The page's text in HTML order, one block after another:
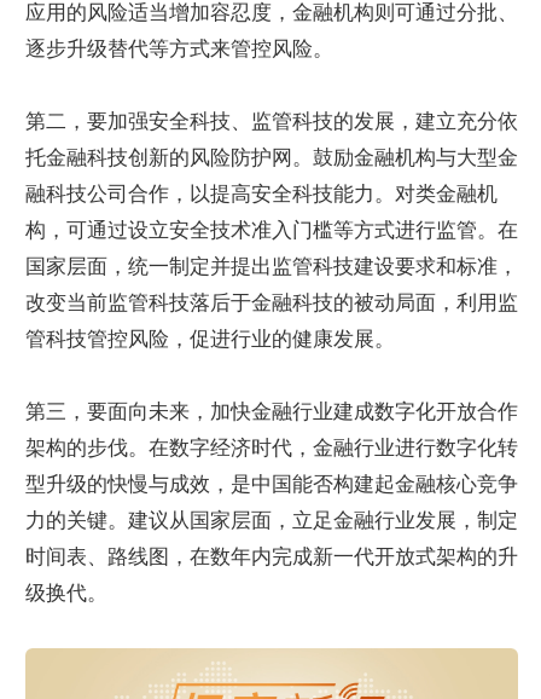
应用的风险适当增加容忍度，金融机构则可通过分批、
逐步升级替代等方式来管控风险。
第二，要加强安全科技、监管科技的发展，建立充分依
托金融科技创新的风险防护网。鼓励金融机构与大型金
融科技公司合作，以提高安全科技能力。对类金融机
构，可通过设立安全技术准入门槛等方式进行监管。在
国家层面，统一制定并提出监管科技建设要求和标准，
改变当前监管科技落后于金融科技的被动局面，利用监
管科技管控风险，促进行业的健康发展。
第三，要面向未来，加快金融行业建成数字化开放合作
架构的步伐。在数字经济时代，金融行业进行数字化转
型升级的快慢与成效，是中国能否构建起金融核心竞争
力的关键。建议从国家层面，立足金融行业发展，制定
时间表、路线图，在数年内完成新一代开放式架构的升
级换代。